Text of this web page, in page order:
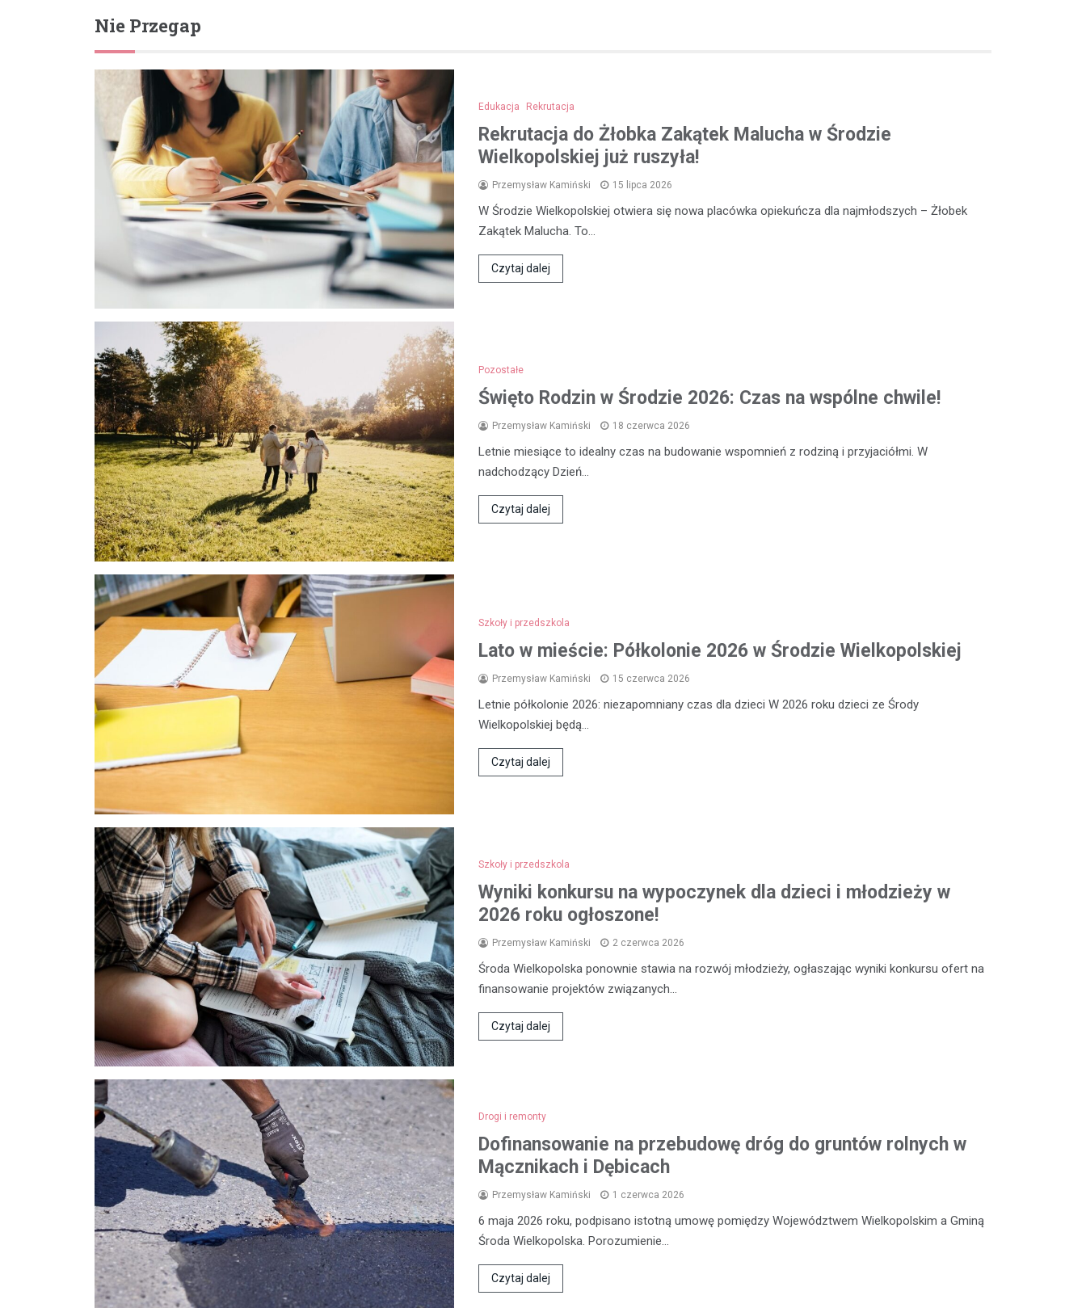
Nie Przegap
Edukacja Rekrutacja
Rekrutacja do Żłobka Zakątek Malucha w Środzie
Wielkopolskiej już ruszyła!
Przemysław Kamiński 15 lipca 2026
W Środzie Wielkopolskiej otwiera się nowa placówka opiekuńcza dla najmłodszych – Żłobek
Zakątek Malucha. To…
Czytaj dalej
Pozostałe
Święto Rodzin w Środzie 2026: Czas na wspólne chwile!
Przemysław Kamiński 18 czerwca 2026
Letnie miesiące to idealny czas na budowanie wspomnień z rodziną i przyjaciółmi. W
nadchodzący Dzień…
Czytaj dalej
Szkoły i przedszkola
Lato w mieście: Półkolonie 2026 w Środzie Wielkopolskiej
Przemysław Kamiński 15 czerwca 2026
Letnie półkolonie 2026: niezapomniany czas dla dzieci W 2026 roku dzieci ze Środy
Wielkopolskiej będą…
Czytaj dalej
Szkoły i przedszkola
Wyniki konkursu na wypoczynek dla dzieci i młodzieży w
2026 roku ogłoszone!
Przemysław Kamiński 2 czerwca 2026
Środa Wielkopolska ponownie stawia na rozwój młodzieży, ogłaszając wyniki konkursu ofert na
finansowanie projektów związanych…
Czytaj dalej
Drogi i remonty
Dofinansowanie na przebudowę dróg do gruntów rolnych w
Mącznikach i Dębicach
Przemysław Kamiński 1 czerwca 2026
6 maja 2026 roku, podpisano istotną umowę pomiędzy Województwem Wielkopolskim a Gminą
Środa Wielkopolska. Porozumienie…
Czytaj dalej